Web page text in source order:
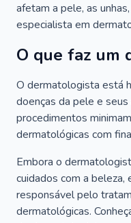
afetam a pele, as
especialista em
O que faz um
O dermatologista está
doenças da pele e
procedimentos
dermatológicas com
Embora o
cuidados com a
responsável pelo
dermatológicas.